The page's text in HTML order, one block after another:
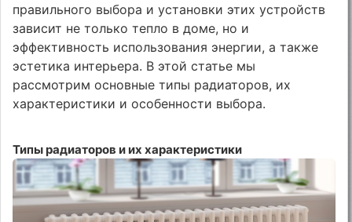
правильного выбора и установки этих устройств
зависит не только тепло в доме, но и
эффективность использования энергии, а также
эстетика интерьера. В этой статье мы
рассмотрим основные типы радиаторов, их
характеристики и особенности выбора.
Типы радиаторов и их характеристики